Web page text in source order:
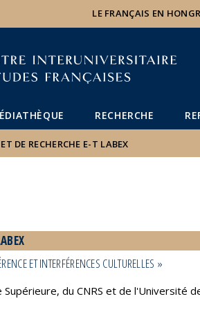
LE FRANÇAIS EN
RECHERCHE
DE RECHERCHE E-T LABEX
ET INTERFÉRENCES CULTURELLES »
du CNRS et de l'Université